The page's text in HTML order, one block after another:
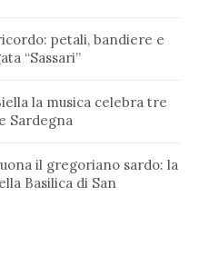
petali, bandiere e
“Sassari”
la musica celebra tre
Sardegna
il gregoriano sardo: la
Basilica di San